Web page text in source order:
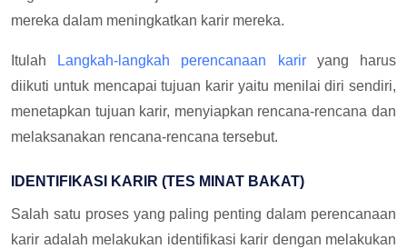
mereka dalam meningkatkan karir mereka.
Itulah Langkah-langkah perencanaan kariryang harus
diikuti untuk mencapai tujuan karir yaitu menilai diri sendiri,
menetapkan tujuan karir, menyiapkan rencana-rencana dan
melaksanakan rencana-rencana tersebut.
IDENTIFIKASI KARIR (TES MINAT BAKAT)
Salah satu proses yang paling penting dalam perencanaan
karir adalah melakukan identifikasi karir dengan melakukan